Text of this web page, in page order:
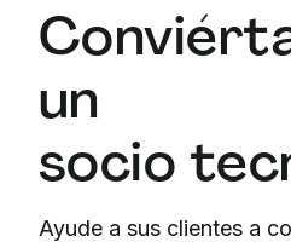
un
socio
Ayude a sus clientes a